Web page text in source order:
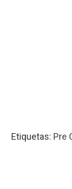
Etiquetas: Pre